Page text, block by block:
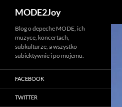
Przejdź
treści
MODE2Joy
Blog o depeche MODE, ich
muzyce, koncertach,
subkulturze, a wszystko
subiektywnie i po mojemu.
FACEBOOK
TWITTER